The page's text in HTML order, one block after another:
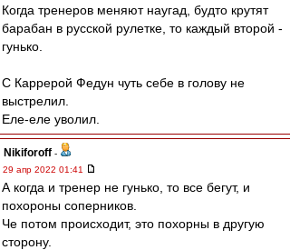
Когда тренеров меняют наугад, будто крутят
барабан в русской рулетке, то каждый второй -
гунько.
С Каррерой Федун чуть себе в голову не
выстрелил.
Еле-еле уволил.
Nikiforoff -
29 апр 2022 01:41
А когда и тренер не гунько, то все бегут, и
похороны соперников.
Че потом происходит, это похорны в другую
сторону.